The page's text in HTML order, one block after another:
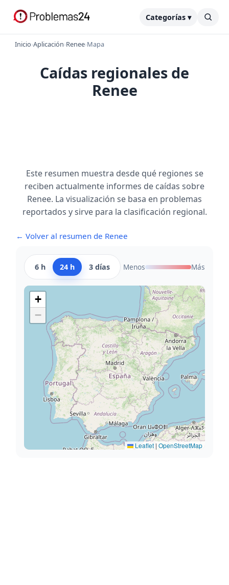
Categorías ▾
Inicio›Aplicación›Renee›Mapa
Caídas regionales de
Renee
Este resumen muestra desde qué regiones se
reciben actualmente informes de caídas sobre
Renee. La visualización se basa en problemas
reportados y sirve para la clasificación regional.
← Volver al resumen de Renee
6 h 24 h 3 días Menos Más
+
−
Leaflet | OpenStreetMap